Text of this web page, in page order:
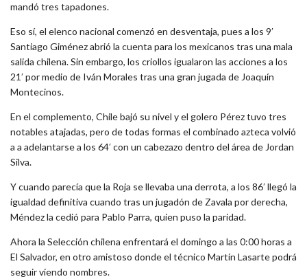
mandó tres tapadones.
Eso sí, el elenco nacional comenzó en desventaja, pues a los 9′
Santiago Giménez abrió la cuenta para los mexicanos tras una mala
salida chilena. Sin embargo, los criollos igualaron las acciones a los
21′ por medio de Iván Morales tras una gran jugada de Joaquín
Montecinos.
En el complemento, Chile bajó su nivel y el golero Pérez tuvo tres
notables atajadas, pero de todas formas el combinado azteca volvió
a a adelantarse a los 64′ con un cabezazo dentro del área de Jordan
Silva.
Y cuando parecía que la Roja se llevaba una derrota, a los 86′ llegó la
igualdad definitiva cuando tras un jugadón de Zavala por derecha,
Méndez la cedió para Pablo Parra, quien puso la paridad.
Ahora la Selección chilena enfrentará el domingo a las 0:00 horas a
El Salvador, en otro amistoso donde el técnico Martín Lasarte podrá
seguir viendo nombres.